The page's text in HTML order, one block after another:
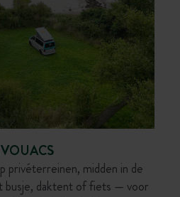
privéterreinen, midden in de
busje, daktent of fiets — voor